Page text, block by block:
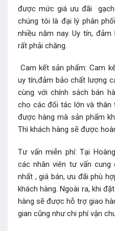
được mức giá ưu đãi
chúng tôi là đại lý phân
nhiều năm nay. Uy tín,
rất phải chăng.
Cam kết sản phẩm: Cam
uy tín,đảm bảo chất lượng
cùng với chính sách bán
cho các đối tác lớn và thân
được hàng mà sản phẩm
Thì khách hàng sẽ được
Tư vấn miễn phí: Tại
các nhân viên tư vấn
nhất , giá bán, ưu đãi phù
khách hàng. Ngoài ra, khi
hàng sẽ được hỗ trợ giao
gian cũng như chi phí vận